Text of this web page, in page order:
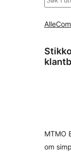
Alle
MTMO
om